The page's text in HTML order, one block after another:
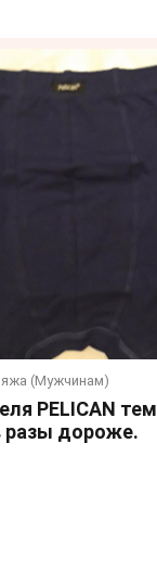
(Мужчинам)
PELICAN
разы дороже.